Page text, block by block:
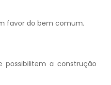
favor do bem comum.
possibilitem a construção